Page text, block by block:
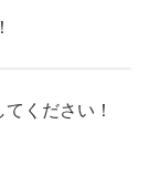
ください！